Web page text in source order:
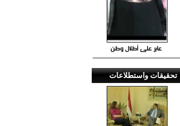
عابر على أطلال وطن
تحقيقات واستطلاعات